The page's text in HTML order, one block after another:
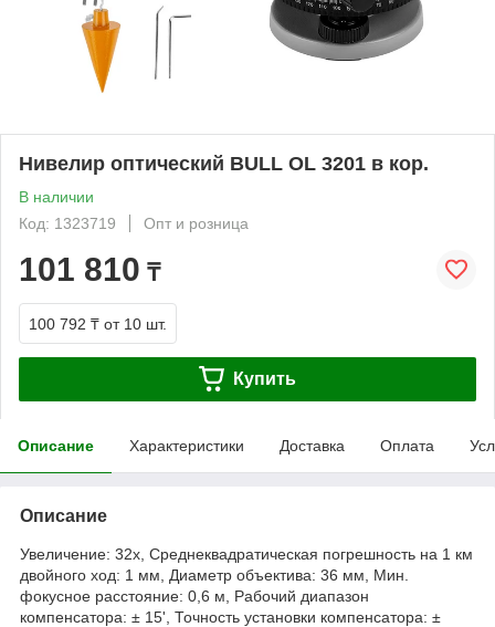
Нивелир оптический BULL OL 3201 в кор.
В наличии
Код: 1323719
Опт и розница
101 810 ₸
100 792 ₸ от 10 шт.
Купить
Описание Характеристики Доставка Оплата
Описание
Увеличение: 32х, Среднеквадратическая погрешность на 1 км
двойного ход: 1 мм, Диаметр объектива: 36 мм, Мин.
фокусное расстояние: 0,6 м, Рабочий диапазон
компенсатора: ± 15', Точность установки компенсатора: ±